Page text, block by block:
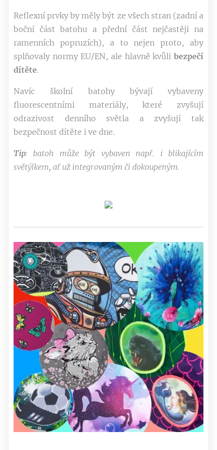
Reflexní prvky by měly být ze všech stran (zadní a
boční část batohu a přední část nejčastěji na
ramenních popruzích), a to nejen proto, aby
splňovaly normy EU/EN, ale hlavně kvůli bezpečí
dítěte.
Navíc školní batohy bývají vybaveny
fluorescentními materiály, které zvyšují
odrazivost denního světla a zvyšují tak
bezpečnost dítěte i ve dne.
Tip: batoh může být vybaven např. i blikajícím
světýlkem, ať už integrovaným či dokoupeným.